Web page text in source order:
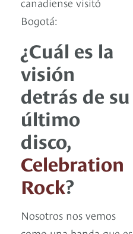
Bogotá:
¿Cuál es la
visión
detrás de su
último
disco,
Celebration
Rock?
Nosotros nos vemos